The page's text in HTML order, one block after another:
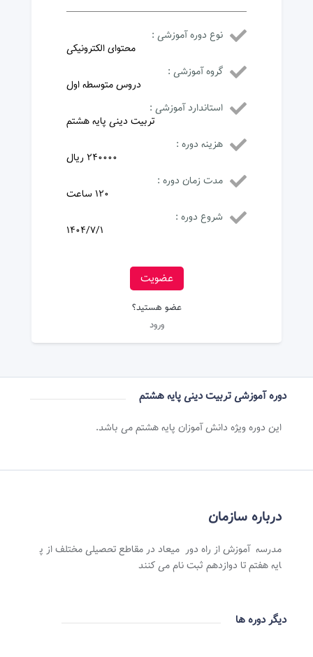
نوع دوره آموزشی :
محتوای الکترونیکی
گروه آموزشی :
دروس متوسطه اول
استاندارد آموزشی :
تربیت دینی پایه هشتم
هزینه دوره :
240000 ریال
مدت زمان دوره :
120 ساعت
شروع دوره :
1404/7/1
عضویت
عضو هستید؟
ورود
دوره آموزشی تربیت دینی پایه هشتم
این دوره ویژه دانش آموزان پایه هشتم می باشد.
درباره سازمان
مدرسه آموزش از راه دور میعاد در مقاطع تحصیلی مختلف از پ
ایه هفتم تا دوازدهم ثبت نام می کنند
دیگر دوره ها